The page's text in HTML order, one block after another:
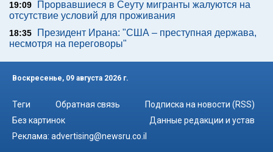
19:09
Прорвавшиеся в Сеуту мигранты жалуются на
отсутствие условий для проживания
18:35
Президент Ирана: "США – преступная держава,
несмотря на переговоры"
Воскресенье, 09 августа 2026 г.
Теги Обратная связь
Подписка на новости (RSS)
Без картинок
Данные редакции и устав
Реклама: advertising@newsru.co.il